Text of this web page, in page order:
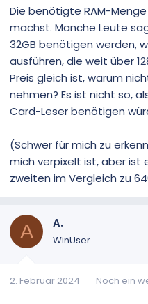
Die benötigte RAM-
machst. Manche Leute
32GB benötigen werden,
ausführen, die weit über
Preis gleich ist, warum
nehmen? Es ist nicht so,
Card-Leser benötigen
(Schwer für mich zu
mich verpixelt ist, aber ist
zweiten im Vergleich zu
A A.
WinUser
2. Februar 2024 Noch ein